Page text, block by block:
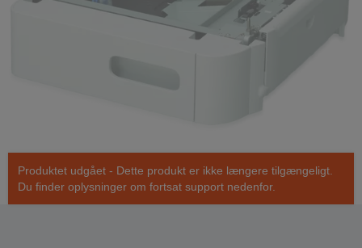
Produktet udgået - Dette produkt er ikke længere tilgængeligt.
Du finder oplysninger om fortsat support nedenfor.